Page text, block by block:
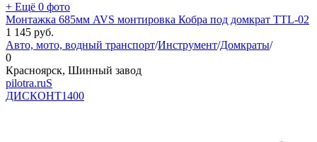
+ Ещё 0 фото
Монтажка 685мм AVS монтировка Кобра под домкрат TTL-02
1 145 руб.
Авто, мото, водный транспорт/Инструмент/Домкраты/
0
Красноярск, Шинный завод
pilotra.ruS
ДИСКОНТ1400